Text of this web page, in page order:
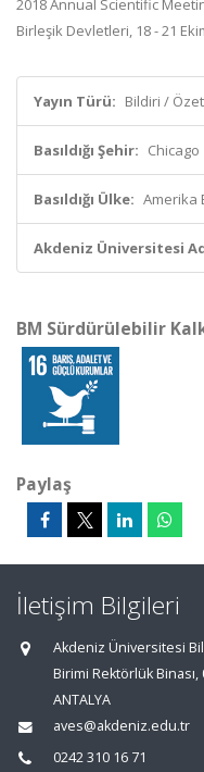
2018 Annual Scientific
Birleşik Devletleri, 18 - 21
Yayın Türü: Bildiri /
Basıldığı Şehir: Chicago
Basıldığı Ülke: Amerika
Akdeniz Üniversitesi
BM Sürdürülebilir
Paylaş
İletişim Bilgileri
Akdeniz Üniversitesi
Birimi Rektörlük Binası,
ANTALYA
aves@akdeniz.edu.tr
0242 310 16 71